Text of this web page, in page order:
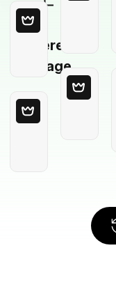
Leere
Vorlage